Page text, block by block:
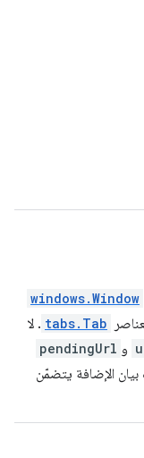
windows.Window
tabs.Tab . لا
و pendingUrl
بيان الإضافة يتضمّن